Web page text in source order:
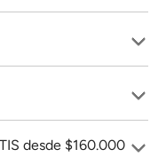
desde $160.000